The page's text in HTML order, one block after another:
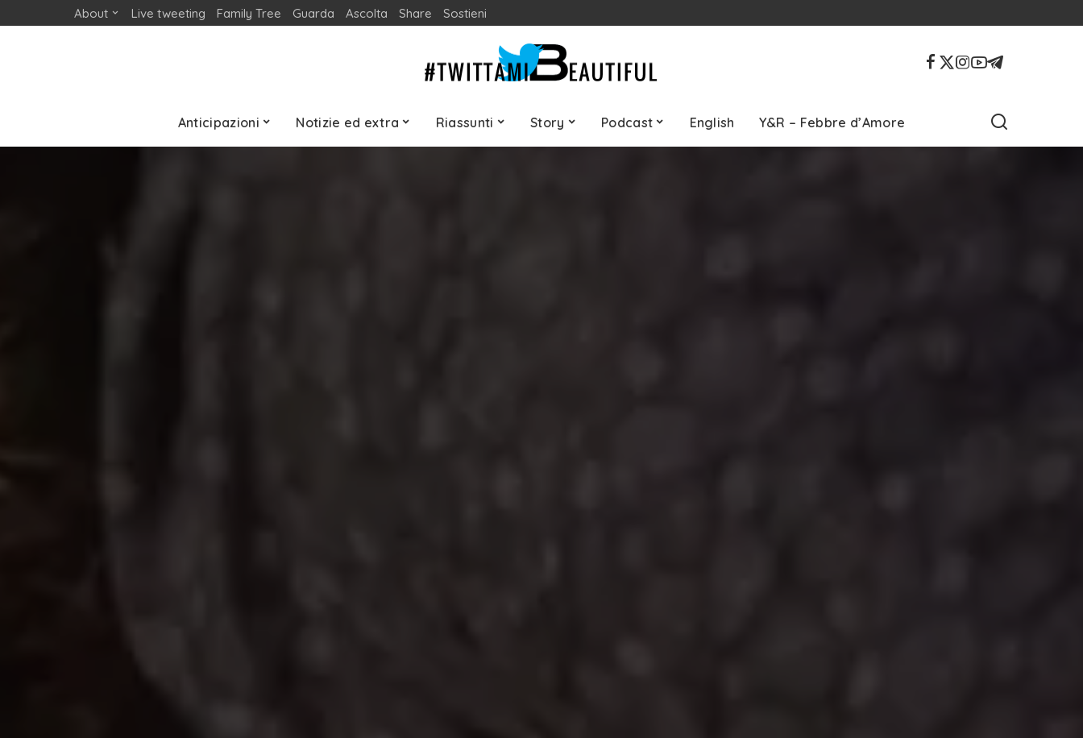
About Live tweeting Family Tree Guarda Ascolta Share Sostieni
Anticipazioni Notizie ed extra Riassunti Story Podcast English Y&R – Febbre d’Amore